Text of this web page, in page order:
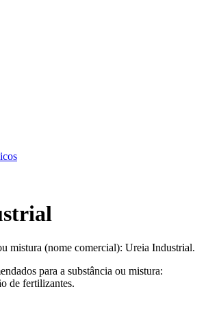
mistura (nome comercial): Ureia Industrial.
para a substância ou mistura:
de fertilizantes.